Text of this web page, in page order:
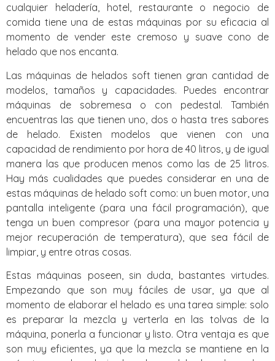
cualquier heladería, hotel, restaurante o negocio de
comida tiene una de estas máquinas por su eficacia al
momento de vender este cremoso y suave cono de
helado que nos encanta.
Las máquinas de helados soft tienen gran cantidad de
modelos, tamaños y capacidades. Puedes encontrar
máquinas de sobremesa o con pedestal. También
encuentras las que tienen uno, dos o hasta tres sabores
de helado. Existen modelos que vienen con una
capacidad de rendimiento por hora de 40 litros, y de igual
manera las que producen menos como las de 25 litros.
Hay más cualidades que puedes considerar en una de
estas máquinas de helado soft como: un buen motor, una
pantalla inteligente (para una fácil programación), que
tenga un buen compresor (para una mayor potencia y
mejor recuperación de temperatura), que sea fácil de
limpiar, y entre otras cosas.
Estas máquinas poseen, sin duda, bastantes virtudes.
Empezando que son muy fáciles de usar, ya que al
momento de elaborar el helado es una tarea simple: solo
es preparar la mezcla y verterla en las tolvas de la
máquina, ponerla a funcionar y listo. Otra ventaja es que
son muy eficientes, ya que la mezcla se mantiene en la